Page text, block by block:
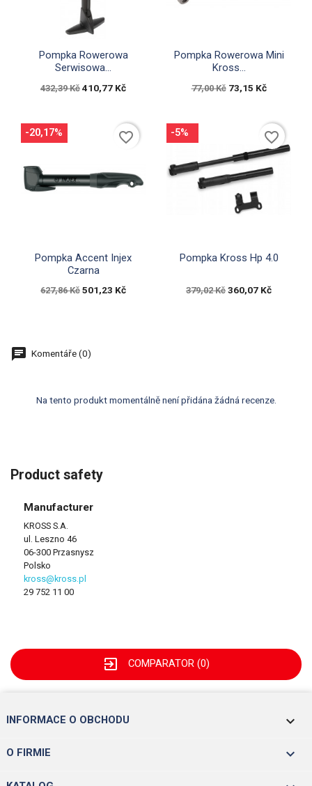
Rychlý náhled
Pompka Rowerowa
Serwisowa...
432,39 Kč 410,77 Kč
Rychlý náhled
Pompka Rowerowa Mini
Kross...
77,00 Kč 73,15 Kč
Rychlý náhled
Pompka Accent Injex
Czarna
627,86 Kč 501,23 Kč
-20,17% favorite_border
Rychlý náhled
Pompka Kross Hp 4.0
379,02 Kč 360,07 Kč
-5% favorite_border
Komentáře (0)
Na tento produkt momentálně není přidána žádná recenze.
Product safety
Manufacturer
KROSS S.A.
ul. Leszno 46
06-300 Przasnysz
Polsko
kross@kross.pl
29 752 11 00
exit_to_app COMPARATOR (0)
INFORMACE O OBCHODU keyboard_arrow_down
O FIRMIE 